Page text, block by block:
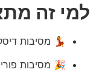
למי זה
💃 מסיבות
🎉 מסיבות